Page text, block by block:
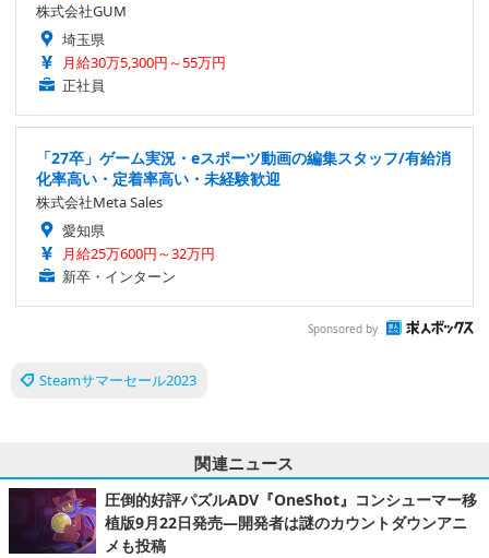
株式会社GUM
埼玉県
月給30万5,300円～55万円
正社員
「27卒」ゲーム実況・eスポーツ動画の編集スタッフ/有給消
化率高い・定着率高い・未経験歓迎
株式会社Meta Sales
愛知県
月給25万600円～32万円
新卒・インターン
Sponsored by
Steamサマーセール2023
関連ニュース
圧倒的好評パズルADV『OneShot』コンシューマー移
植版9月22日発売―開発者は謎のカウントダウンアニ
メも投稿